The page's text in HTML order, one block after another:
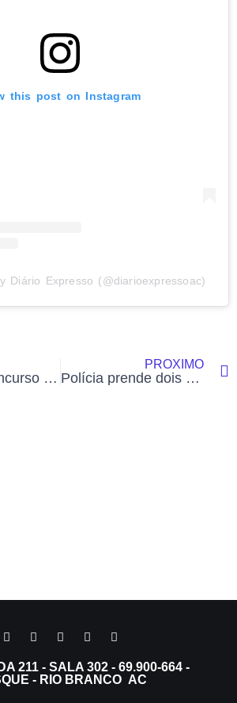
this post on Instagram
Diário Expresso (@diarioexpressoac)
Ufac abre concurso com 32 vagas e salários de até R$ 4.761,96; inscrições começam em 7 de julho
PRÓXIMO
Polícia prende dois homens após disparos e perseguição em área residencial de Rio Branco nesta madrugada
211 - SALA 302 - 69.900-664 -
- RIO BRANCO AC